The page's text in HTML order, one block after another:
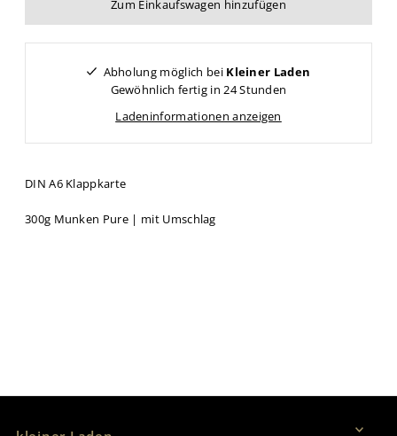
Abholung möglich bei Kleiner Laden
Gewöhnlich fertig in 24 Stunden
Ladeninformationen anzeigen
DIN A6 Klappkarte
300g Munken Pure | mit Umschlag